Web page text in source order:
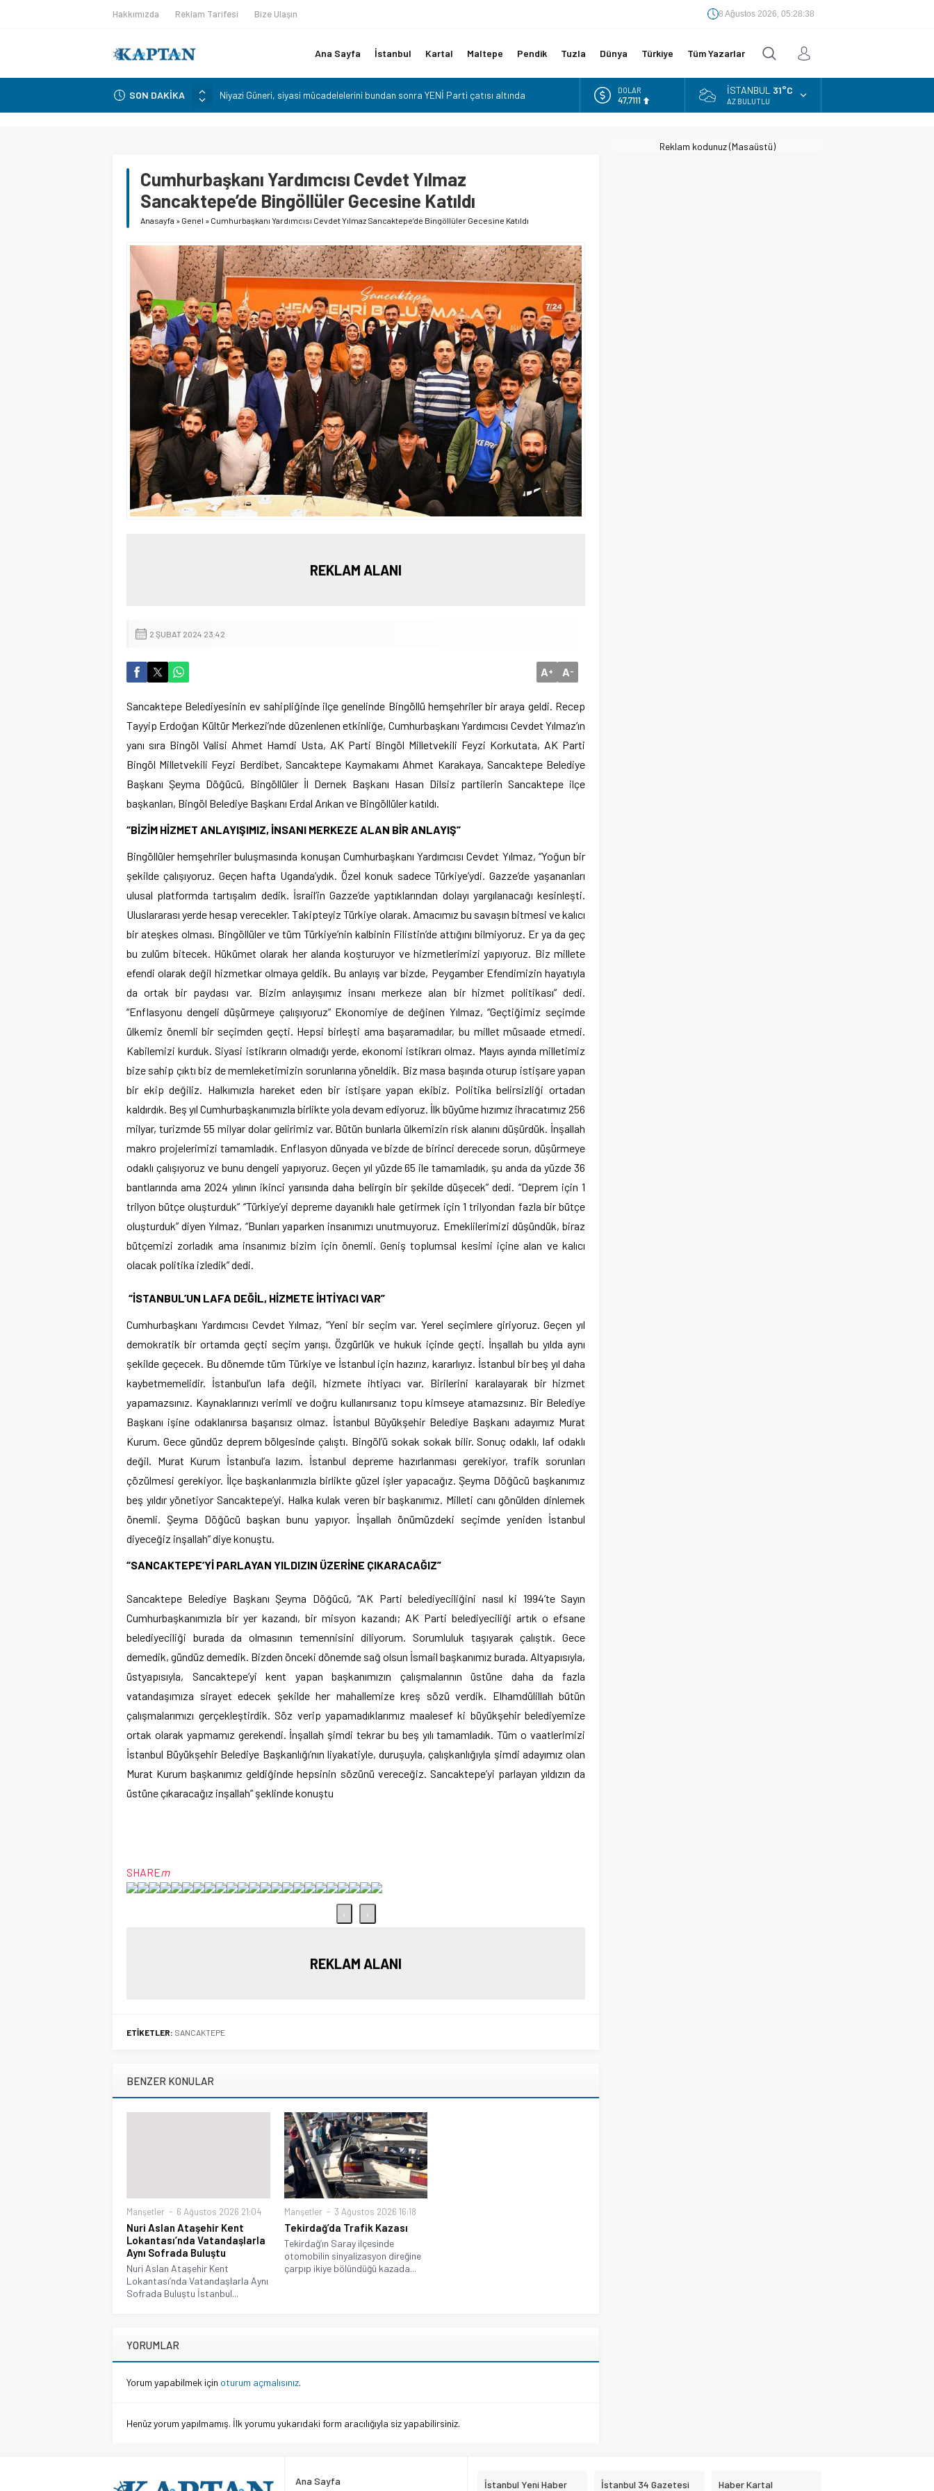
Hakkımızda Reklam Tarifesi Bize Ulaşın 8 Ağustos 2026, 05:28:39
Ana Sayfa İstanbul Kartal Maltepe Pendik Tuzla Dünya Türkiye Tüm Yazarlar
SON DAKİKA
Niyazi Güneri, siyasi mücadelelerini bundan sonra YENİ Parti çatısı altında
sürdüreceklerini açıkladı.
İtfaiyeciler Derneği Başkanı Bahadır Gökçe’ye Ziyaret
Tekirdağ’da Trafik Kazası
EURO
55,1881
İSTANBUL 31°C
AZ BULUTLU
Cumhurbaşkanı Yardımcısı Cevdet Yılmaz
Sancaktepe’de Bingöllüler Gecesine Katıldı
Anasayfa » Genel » Cumhurbaşkanı Yardımcısı Cevdet Yılmaz Sancaktepe’de Bingöllüler Gecesine Katıldı
REKLAM ALANI
2 ŞUBAT 2024 23:42
A+ A-
Sancaktepe Belediyesinin ev sahipliğinde ilçe genelinde Bingöllü hemşehriler bir araya geldi. Recep
Tayyip Erdoğan Kültür Merkezi’nde düzenlenen etkinliğe, Cumhurbaşkanı Yardımcısı Cevdet Yılmaz’ın
yanı sıra Bingöl Valisi Ahmet Hamdi Usta, AK Parti Bingöl Milletvekili Feyzi Korkutata, AK Parti
Bingöl Milletvekili Feyzi Berdibet, Sancaktepe Kaymakamı Ahmet Karakaya, Sancaktepe Belediye
Başkanı Şeyma Döğücü, Bingöllüler İl Dernek Başkanı Hasan Dilsiz partilerin Sancaktepe ilçe
başkanları, Bingöl Belediye Başkanı Erdal Arıkan ve Bingöllüler katıldı.
“BİZİM HİZMET ANLAYIŞIMIZ, İNSANI MERKEZE ALAN BİR ANLAYIŞ”
Bingöllüler hemşehriler buluşmasında konuşan Cumhurbaşkanı Yardımcısı Cevdet Yılmaz, “Yoğun bir
şekilde çalışıyoruz. Geçen hafta Uganda’ydık. Özel konuk sadece Türkiye’ydi. Gazze’de yaşananları
ulusal platformda tartışalım dedik. İsrail’in Gazze’de yaptıklarından dolayı yargılanacağı kesinleşti.
Uluslararası yerde hesap verecekler. Takipteyiz Türkiye olarak. Amacımız bu savaşın bitmesi ve kalıcı
bir ateşkes olması. Bingöllüler ve tüm Türkiye’nin kalbinin Filistin’de attığını bilmiyoruz. Er ya da geç
bu zulüm bitecek. Hükümet olarak her alanda koşturuyor ve hizmetlerimizi yapıyoruz. Biz millete
efendi olarak değil hizmetkar olmaya geldik. Bu anlayış var bizde, Peygamber Efendimizin hayatıyla
da ortak bir paydası var. Bizim anlayışımız insanı merkeze alan bir hizmet politikası” dedi.
“Enflasyonu dengeli düşürmeye çalışıyoruz” Ekonomiye de değinen Yılmaz, “Geçtiğimiz seçimde
ülkemiz önemli bir seçimden geçti. Hepsi birleşti ama başaramadılar, bu millet müsaade etmedi.
Kabilemizi kurduk. Siyasi istikrarın olmadığı yerde, ekonomi istikrarı olmaz. Mayıs ayında milletimiz
bize sahip çıktı biz de memleketimizin sorunlarına yöneldik. Biz masa başında oturup istişare yapan
bir ekip değiliz. Halkımızla hareket eden bir istişare yapan ekibiz. Politika belirsizliği ortadan
kaldırdık. Beş yıl Cumhurbaşkanımızla birlikte yola devam ediyoruz. İlk büyüme hızımız ihracatımız 256
milyar, turizmde 55 milyar dolar gelirimiz var. Bütün bunlarla ülkemizin risk alanını düşürdük. İnşallah
makro projelerimizi tamamladık. Enflasyon dünyada ve bizde de birinci derecede sorun, düşürmeye
odaklı çalışıyoruz ve bunu dengeli yapıyoruz. Geçen yıl yüzde 65 ile tamamladık, şu anda da yüzde 36
bantlarında ama 2024 yılının ikinci yarısında daha belirgin bir şekilde düşecek” dedi. “Deprem için 1
trilyon bütçe oluşturduk” “Türkiye’yi depreme dayanıklı hale getirmek için 1 trilyondan fazla bir bütçe
oluşturduk” diyen Yılmaz, “Bunları yaparken insanımızı unutmuyoruz. Emeklilerimizi düşündük, biraz
bütçemizi zorladık ama insanımız bizim için önemli. Geniş toplumsal kesimi içine alan ve kalıcı
olacak politika izledik” dedi.
“İSTANBUL’UN LAFA DEĞİL, HİZMETE İHTİYACI VAR”
Cumhurbaşkanı Yardımcısı Cevdet Yılmaz, “Yeni bir seçim var. Yerel seçimlere giriyoruz. Geçen yıl
demokratik bir ortamda geçti seçim yarışı. Özgürlük ve hukuk içinde geçti. İnşallah bu yılda aynı
şekilde geçecek. Bu dönemde tüm Türkiye ve İstanbul için hazırız, kararlıyız. İstanbul bir beş yıl daha
kaybetmemelidir. İstanbul’un lafa değil, hizmete ihtiyacı var. Birilerini karalayarak bir hizmet
yapamazsınız. Kaynaklarınızı verimli ve doğru kullanırsanız topu kimseye atamazsınız. Bir Belediye
Başkanı işine odaklanırsa başarısız olmaz. İstanbul Büyükşehir Belediye Başkanı adayımız Murat
Kurum. Gece gündüz deprem bölgesinde çalıştı. Bingöl’ü sokak sokak bilir. Sonuç odaklı, laf odaklı
değil. Murat Kurum İstanbul’a lazım. İstanbul depreme hazırlanması gerekiyor, trafik sorunları
çözülmesi gerekiyor. İlçe başkanlarımızla birlikte güzel işler yapacağız. Şeyma Döğücü başkanımız
beş yıldır yönetiyor Sancaktepe’yi. Halka kulak veren bir başkanımız. Milleti canı gönülden dinlemek
önemli. Şeyma Döğücü başkan bunu yapıyor. İnşallah önümüzdeki seçimde yeniden İstanbul
diyeceğiz inşallah” diye konuştu.
“SANCAKTEPE’Yİ PARLAYAN YILDIZIN ÜZERİNE ÇIKARACAĞIZ”
Sancaktepe Belediye Başkanı Şeyma Döğücü, “AK Parti belediyeciliğini nasıl ki 1994’te Sayın
Cumhurbaşkanımızla bir yer kazandı, bir misyon kazandı; AK Parti belediyeciliği artık o efsane
belediyeciliği burada da olmasının temennisini diliyorum. Sorumluluk taşıyarak çalıştık. Gece
demedik, gündüz demedik. Bizden önceki dönemde sağ olsun İsmail başkanımız burada. Altyapısıyla,
üstyapısıyla, Sancaktepe’yi kent yapan başkanımızın çalışmalarının üstüne daha da fazla
vatandaşımıza sirayet edecek şekilde her mahallemize kreş sözü verdik. Elhamdülillah bütün
çalışmalarımızı gerçekleştirdik. Söz verip yapamadıklarımız maalesef ki büyükşehir belediyemize
ortak olarak yapmamız gerekendi. İnşallah şimdi tekrar bu beş yılı tamamladık. Tüm o vaatlerimizi
İstanbul Büyükşehir Belediye Başkanlığı’nın liyakatiyle, duruşuyla, çalışkanlığıyla şimdi adayımız olan
Murat Kurum başkanımız geldiğinde hepsinin sözünü vereceğiz. Sancaktepe’yi parlayan yıldızın da
üstüne çıkaracağız inşallah” şeklinde konuştu
SHAREm
‹ ›
REKLAM ALANI
ETİKETLER: SANCAKTEPE
BENZER KONULAR
Manşetler 6 Ağustos 2026 21:04
Nuri Aslan Ataşehir Kent
Lokantası’nda Vatandaşlarla
Aynı Sofrada Buluştu
Nuri Aslan Ataşehir Kent
Lokantası’nda Vatandaşlarla Aynı
Sofrada Buluştu İstanbul...
Manşetler 3 Ağustos 2026 16:18
Tekirdağ’da Trafik Kazası
Tekirdağ’ın Saray ilçesinde
otomobilin sinyalizasyon direğine
çarpıp ikiye bölündüğü kazada...
YORUMLAR
Yorum yapabilmek için oturum açmalısınız.
Henüz yorum yapılmamış. İlk yorumu yukarıdaki form aracılığıyla siz yapabilirsiniz.
Reklam kodunuz (Masaüstü)
Ana Sayfa İstanbul Yeni Haber İstanbul 34 Gazetesi Haber Kartal